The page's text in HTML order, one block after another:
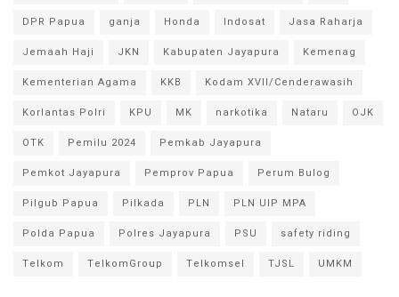
DPR Papua
ganja Honda Indosat
Jasa Raharja
Jemaah Haji
JKN Kabupaten Jayapura
Kemenag
Kementerian Agama
KKB
Kodam XVII/Cenderawasih
Korlantas Polri
KPU MK narkotika Nataru
OJK
OTK
Pemilu 2024
Pemkab Jayapura
Pemkot Jayapura
Pemprov Papua
Perum Bulog
Pilgub Papua
Pilkada PLN
PLN UIP MPA
Polda Papua
Polres Jayapura PSU
safety riding
Telkom
TelkomGroup Telkomsel TJSL UMKM